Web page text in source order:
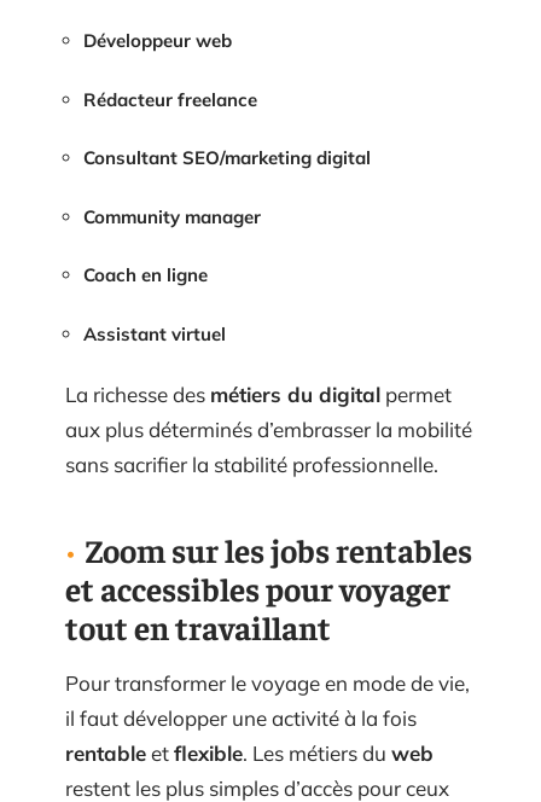
Développeur web
Rédacteur freelance
Consultant SEO/marketing digital
Community manager
Coach en ligne
Assistant virtuel
La richesse des métiers du digital permet
aux plus déterminés d’embrasser la mobilité
sans sacrifier la stabilité professionnelle.
Zoom sur les jobs rentables
et accessibles pour voyager
tout en travaillant
Pour transformer le voyage en mode de vie,
il faut développer une activité à la fois
rentableetflexible. Les métiers du web
restent les plus simples d’accès pour ceux